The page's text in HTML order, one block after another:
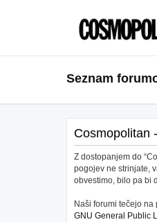
Seznam
Cosmopolitan
Z dostopanjem do
pogojev ne strinjate,
obvestimo, bilo pa bi
Naši forumi tečejo na
GNU General Public